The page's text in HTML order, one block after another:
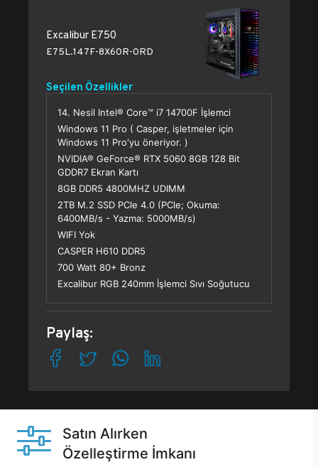
Excalibur E750
E75L.147F-8X60R-0RD
Seçilen Özellikler
14. Nesil Intel® Core™ i7 14700F İşlemci
Windows 11 Pro ( Casper, işletmeler için
Windows 11 Pro'yu öneriyor. )
NVIDIA® GeForce® RTX 5060 8GB 128 Bit
GDDR7 Ekran Kartı
8GB DDR5 4800MHZ UDIMM
2TB M.2 SSD PCle 4.0 (PCle; Okuma:
6400MB/s - Yazma: 5000MB/s)
WIFI Yok
CASPER H610 DDR5
700 Watt 80+ Bronz
Excalibur RGB 240mm İşlemci Sıvı Soğutucu
Paylaş:
Satın Alırken
Özelleştirme İmkanı